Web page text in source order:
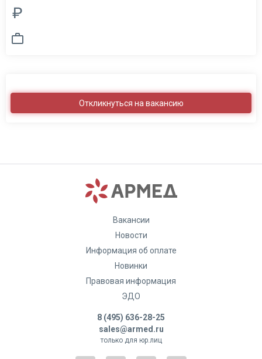
Откликнуться на вакансию
Вакансии
Новости
Информация об оплате
Новинки
Правовая информация
ЭДО
8 (495) 636-28-25
sales@armed.ru
только для юр.лиц